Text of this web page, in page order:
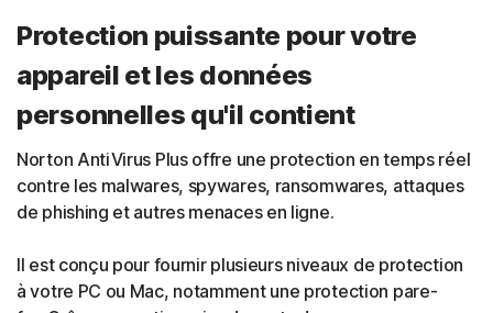
Protection puissante pour votre
appareil et les données
personnelles qu'il contient
Norton AntiVirus Plus offre une protection en temps réel
contre les malwares, spywares, ransomwares, attaques
de phishing et autres menaces en ligne.
Il est conçu pour fournir plusieurs niveaux de protection
à votre PC ou Mac, notamment une protection pare-